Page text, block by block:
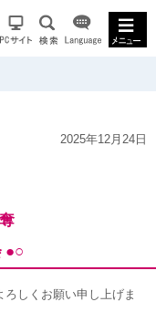
2025年12月24日
●○
しくお願い申し上げま